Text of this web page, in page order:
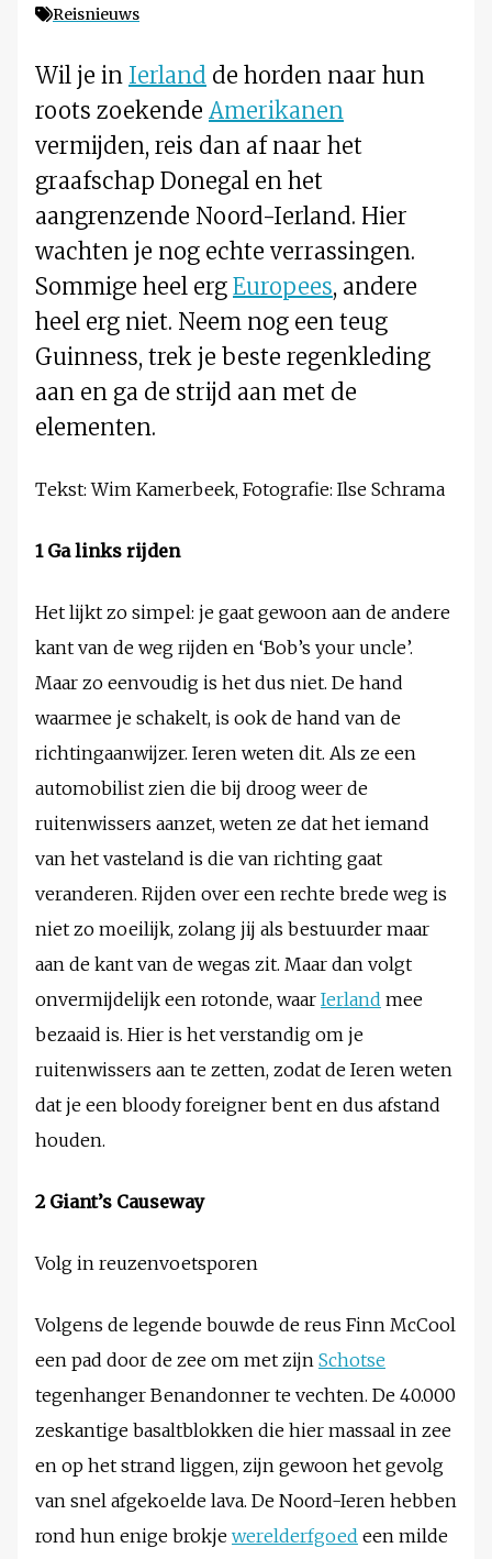
Reisnieuws
Wil je in Ierland de horden naar hun
roots zoekende Amerikanen
vermijden, reis dan af naar het
graafschap Donegal en het
aangrenzende Noord-Ierland. Hier
wachten je nog echte verrassingen.
Sommige heel erg Europees, andere
heel erg niet. Neem nog een teug
Guinness, trek je beste regenkleding
aan en ga de strijd aan met de
elementen.
Tekst: Wim Kamerbeek, Fotografie: Ilse Schrama
1 Ga links rijden
Het lijkt zo simpel: je gaat gewoon aan de andere
kant van de weg rijden en ‘Bob’s your uncle’.
Maar zo eenvoudig is het dus niet. De hand
waarmee je schakelt, is ook de hand van de
richtingaanwijzer. Ieren weten dit. Als ze een
automobilist zien die bij droog weer de
ruitenwissers aanzet, weten ze dat het iemand
van het vasteland is die van richting gaat
veranderen. Rijden over een rechte brede weg is
niet zo moeilijk, zolang jij als bestuurder maar
aan de kant van de wegas zit. Maar dan volgt
onvermijdelijk een rotonde, waar Ierland mee
bezaaid is. Hier is het verstandig om je
ruitenwissers aan te zetten, zodat de Ieren weten
dat je een bloody foreigner bent en dus afstand
houden.
2 Giant’s Causeway
Volg in reuzenvoetsporen
Volgens de legende bouwde de reus Finn McCool
een pad door de zee om met zijn Schotse
tegenhanger Benandonner te vechten. De 40.000
zeskantige basaltblokken die hier massaal in zee
en op het strand liggen, zijn gewoon het gevolg
van snel afgekoelde lava. De Noord-Ieren hebben
rond hun enige brokje werelderfgoed een milde